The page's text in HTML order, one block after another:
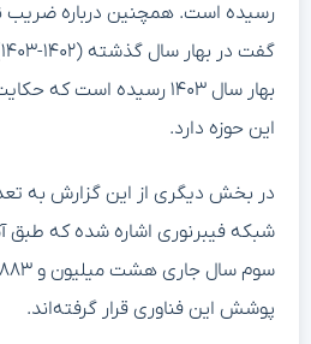
رسیده است. همچنین درباره ضریب
این حوزه دارد.
در بخش دیگری از این گزارش به
شبکه فیبرنوری اشاره شده که طبق
پوشش این فناوری قرار گرفته‌اند.